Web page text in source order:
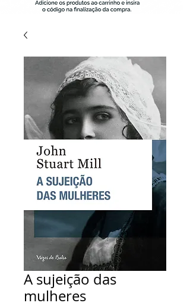
A sujeição das
mulheres